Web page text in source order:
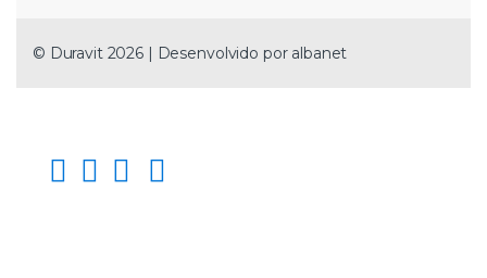
© Duravit 2026 | Desenvolvido por albanet